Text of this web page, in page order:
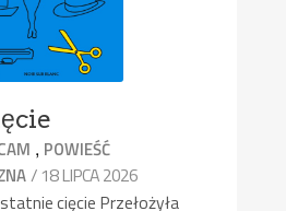
, POWIEŚĆ
/ 18 LIPCA 2026
cięcie Przełożyła